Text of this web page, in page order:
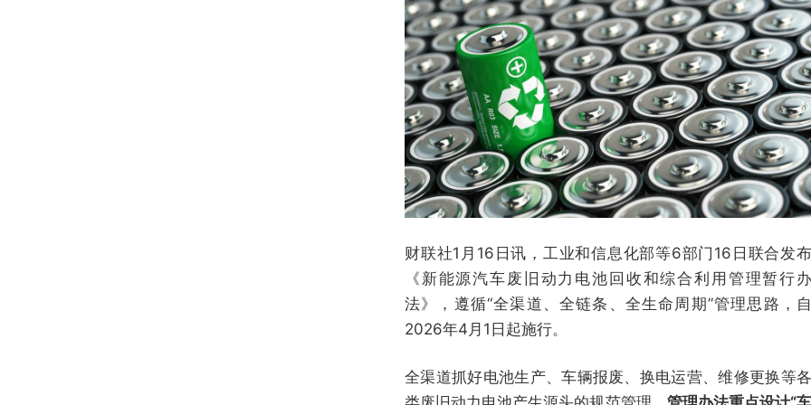
财联社1月16日讯，工业和信息化部等6部门16日联合发布
《新能源汽车废旧动力电池回收和综合利用管理暂行办
法》，遵循“全渠道、全链条、全生命周期”管理思路，自
2026年4月1日起施行。
全渠道抓好电池生产、车辆报废、换电运营、维修更换等各